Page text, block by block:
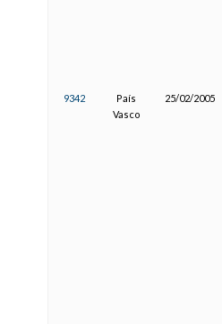
9342
País
Vasco
25/02/2005